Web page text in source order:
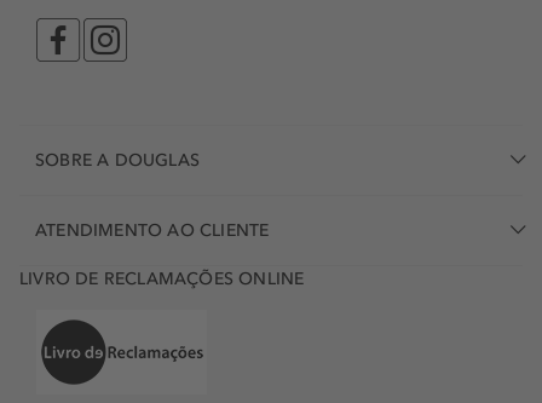
SOBRE A DOUGLAS
ATENDIMENTO AO CLIENTE
LIVRO DE RECLAMAÇÕES ONLINE